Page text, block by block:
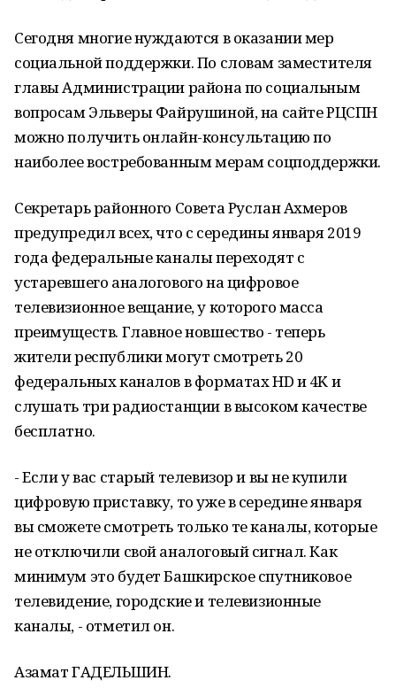
Сегодня многие нуждаются в оказании мер
социальной поддержки. По словам заместителя
главы Администрации района по социальным
вопросам Эльверы Файрушиной, на сайте РЦСПН
можно получить онлайн-консультацию по
наиболее востребованным мерам соцподдержки.
Секретарь районного Совета Руслан Ахмеров
предупредил всех, что с середины января 2019
года федеральные каналы переходят с
устаревшего аналогового на цифровое
телевизионное вещание, у которого масса
преимуществ. Главное новшество - теперь
жители республики могут смотреть 20
федеральных каналов в форматах HD и 4K и
слушать три радиостанции в высоком качестве
бесплатно.
- Если у вас старый телевизор и вы не купили
цифровую приставку, то уже в середине января
вы сможете смотреть только те каналы, которые
не отключили свой аналоговый сигнал. Как
минимум это будет Башкирское спутниковое
телевидение, городские и телевизионные
каналы, - отметил он.
Азамат ГАДЕЛЬШИН.